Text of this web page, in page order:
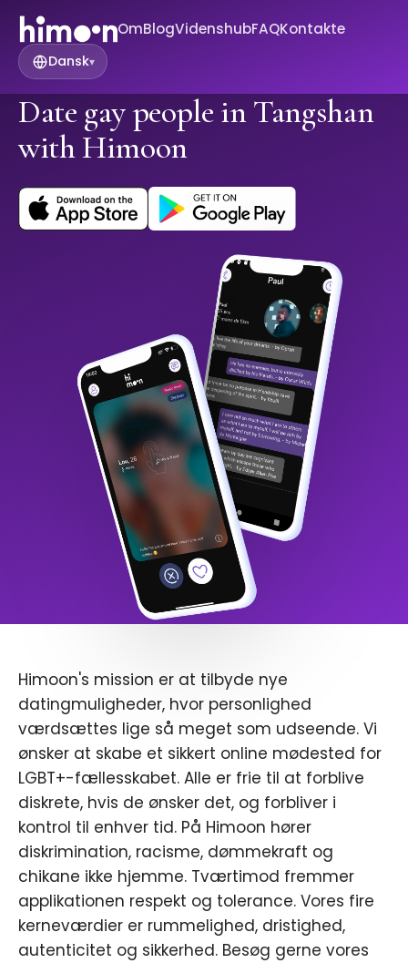
OmBlogVidenshubFAQKontakte
Dansk▾
Date gay people in Tangshan
with Himoon
Himoon's mission er at tilbyde nye
datingmuligheder, hvor personlighed
værdsættes lige så meget som udseende. Vi
ønsker at skabe et sikkert online mødested for
LGBT+-fællesskabet. Alle er frie til at forblive
diskrete, hvis de ønsker det, og forbliver i
kontrol til enhver tid. På Himoon hører
diskrimination, racisme, dømmekraft og
chikane ikke hjemme. Tværtimod fremmer
applikationen respekt og tolerance. Vores fire
kerneværdier er rummelighed, dristighed,
autenticitet og sikkerhed. Besøg gerne vores